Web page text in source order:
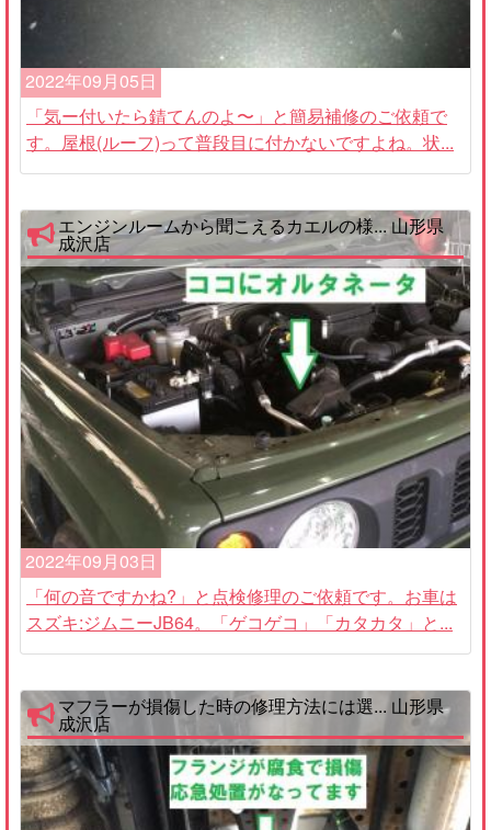
2022年09月05日
「気ー付いたら錆てんのよ〜」と簡易補修のご依頼で
す。屋根(ルーフ)って普段目に付かないですよね。状...
エンジンルームから聞こえるカエルの様... 山形県
成沢店
2022年09月03日
「何の音ですかね?」と点検修理のご依頼です。お車は
スズキ:ジムニーJB64。「ゲコゲコ」「カタカタ」と...
マフラーが損傷した時の修理方法には選... 山形県
成沢店